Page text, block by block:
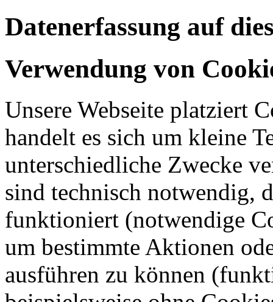
Datenerfassung auf
Verwendung von
Unsere Webseite platziert
handelt es sich um kleine
unterschiedliche Zwecke
sind technisch notwendig,
funktioniert (notwendige
um bestimmte Aktionen
ausführen zu können